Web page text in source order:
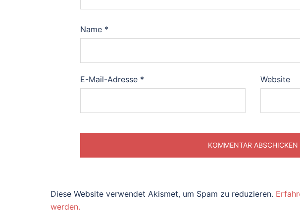
Name *
E-Mail-Adresse * Website
Diese Website verwendet Akismet, um Spam zu reduzieren.
werden.